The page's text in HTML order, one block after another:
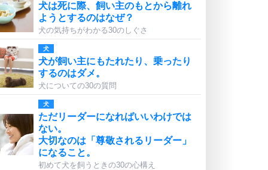
犬は死に際、飼い主のもとから離れ
ようとするのはなぜ？
犬の気持ちがわかる30のしぐさ
犬
犬が飼い主にもたれたり、乗ったり
するのはダメ。
犬についての30の質問
犬
ただリーダーになればいいわけでは
ない。
大切なのは「尊敬されるリーダー」
になること。
初めて犬を飼うときの30の心構え